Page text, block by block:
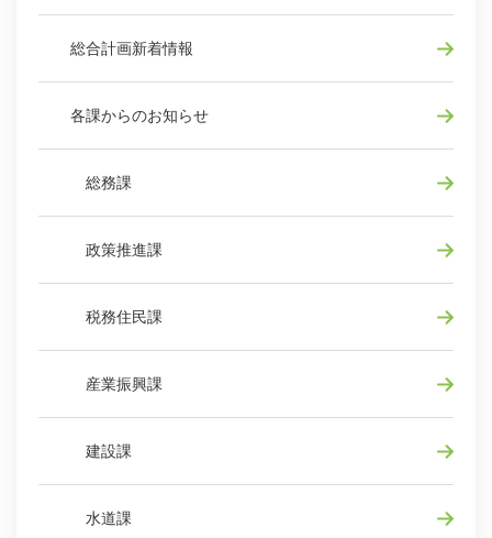
総合計画新着情報
各課からのお知らせ
総務課
政策推進課
税務住民課
産業振興課
建設課
水道課